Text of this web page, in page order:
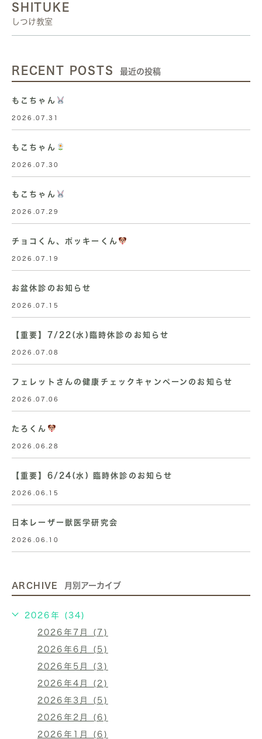
SHITUKE
しつけ教室
RECENT POSTS 最近の投稿
もこちゃん
2026.07.31
もこちゃん
2026.07.30
もこちゃん
2026.07.29
チョコくん、ポッキーくん
2026.07.19
お盆休診のお知らせ
2026.07.15
【重要】7/22(水)臨時休診のお知らせ
2026.07.08
フェレットさんの健康チェックキャンペーンのお知らせ
2026.07.06
たろくん
2026.06.28
【重要】6/24(水) 臨時休診のお知らせ
2026.06.15
日本レーザー獣医学研究会
2026.06.10
ARCHIVE 月別アーカイブ
2026年 (34)
2026年7月 (7)
2026年6月 (5)
2026年5月 (3)
2026年4月 (2)
2026年3月 (5)
2026年2月 (6)
2026年1月 (6)